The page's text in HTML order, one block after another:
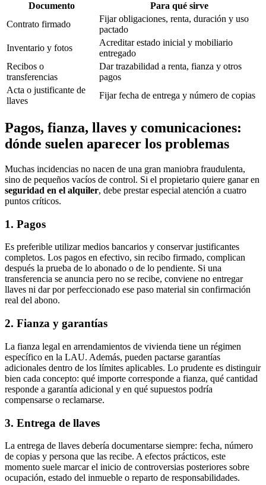
Documento
Para qué sirve
Contrato firmado
Fijar obligaciones, renta, duración y uso
pactado
Inventario y fotos
Acreditar estado inicial y mobiliario
entregado
Recibos o
transferencias
Dar trazabilidad a renta, fianza y otros
pagos
Acta o justificante de
llaves
Fijar fecha de entrega y número de copias
Pagos, fianza, llaves y comunicaciones:
dónde suelen aparecer los problemas
Muchas incidencias no nacen de una gran maniobra fraudulenta,
sino de pequeños vacíos de control. Si el propietario quiere ganar en
seguridad en el alquiler, debe prestar especial atención a cuatro
puntos críticos.
1. Pagos
Es preferible utilizar medios bancarios y conservar justificantes
completos. Los pagos en efectivo, sin recibo firmado, complican
después la prueba de lo abonado o de lo pendiente. Si una
transferencia se anuncia pero no se recibe, conviene no entregar
llaves ni dar por perfeccionado ese paso material sin confirmación
real del abono.
2. Fianza y garantías
La fianza legal en arrendamientos de vivienda tiene un régimen
específico en la LAU. Además, pueden pactarse garantías
adicionales dentro de los límites aplicables. Lo prudente es distinguir
bien cada concepto: qué importe corresponde a fianza, qué cantidad
responde a garantía adicional y en qué supuestos podría
compensarse o reclamarse.
3. Entrega de llaves
La entrega de llaves debería documentarse siempre: fecha, número
de copias y persona que las recibe. A efectos prácticos, este
momento suele marcar el inicio de controversias posteriores sobre
ocupación, estado del inmueble o reparto de responsabilidades.